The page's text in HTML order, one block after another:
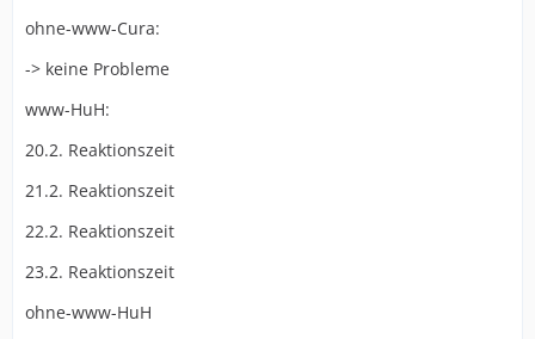
ohne-www-Cura:
-> keine Probleme
www-HuH:
20.2. Reaktionszeit
21.2. Reaktionszeit
22.2. Reaktionszeit
23.2. Reaktionszeit
ohne-www-HuH